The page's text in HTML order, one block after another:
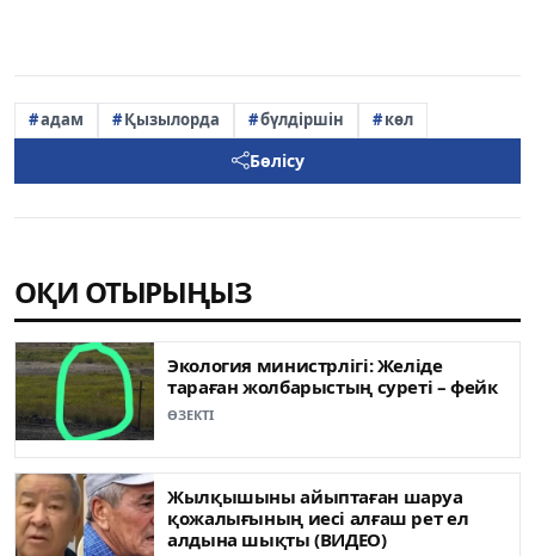
адам Қызылорда бүлдіршін көл
Бөлісу
ОҚИ ОТЫРЫҢЫЗ
Экология министрлігі: Желіде
тараған жолбарыстың суреті – фейк
ӨЗЕКТІ
Жылқышыны айыптаған шаруа
қожалығының иесі алғаш рет ел
алдына шықты (ВИДЕО)